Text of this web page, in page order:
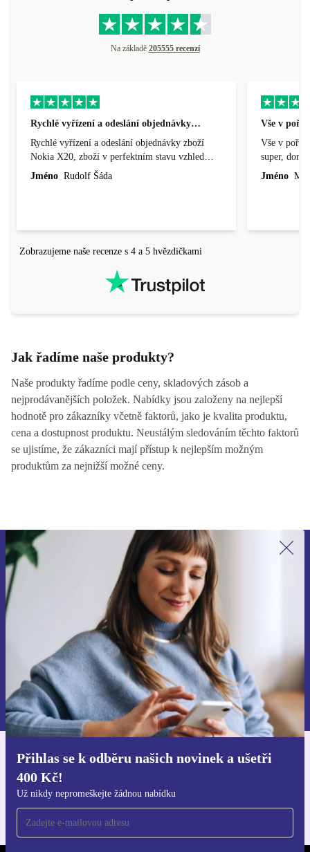
Na základě 205555 recenzí
Rychlé vyřízení a odeslání objednávky…
Rychlé vyřízení a odeslání objednávky zboží
Nokia X20, zboží v perfektním stavu vzhled
nového výrobku, cena výborná, funguje v
Jméno Rudolf Šáda
Vše v
Vše v
super,
doprava
Jméno
Zobrazujeme naše recenze s 4 a 5 hvězdičkami
Jak řadíme naše produkty?
Naše produkty řadíme podle ceny, skladových zásob a
nejprodávanějších položek. Nabídky jsou založeny na nejlepší
hodnotě pro zákazníky včetně faktorů, jako je kvalita produktu,
cena a dostupnost produktu. Neustálým sledováním těchto faktorů
se ujistíme, že zákazníci mají přístup k nejlepším možným
produktům za nejnižší možné ceny.
Přihlas se k odběru našich novinek a ušetři
400 Kč!
Už nikdy nepromeškejte žádnou nabídku
Přihlas se k odběru našich novinek a
ušetři 400 Kč!
Už nikdy nepromeškej žádnou nabídku.
Chci voucher
Informace o použití osobních údajů najdeš v našich
Zásadách ochrany osobních údajů.
Stáhni si aplikaci refurbed